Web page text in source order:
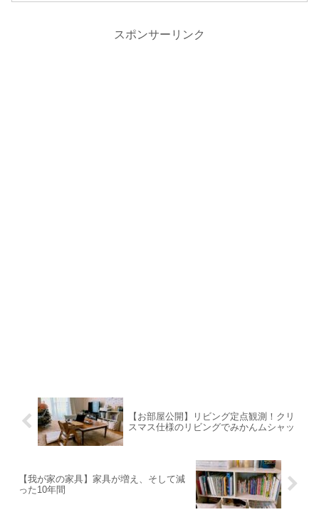
スポンサーリンク
【お部屋公開】リビング定点観測！クリ
スマス仕様のリビングでみかんムシャッ
【我が家の家具】家具が増え、そして減
った10年間